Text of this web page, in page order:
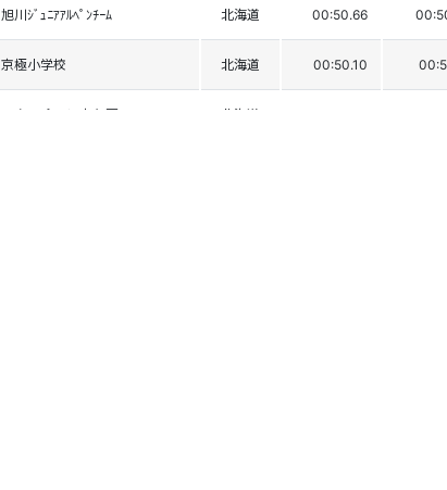
旭川ｼﾞｭﾆｱｱﾙﾍﾟﾝﾁｰﾑ 北海道 00:50.66
京極小学校 北海道 00:50.10
日高ｱﾙﾍﾟﾝｽｷｰ少年団 北海道